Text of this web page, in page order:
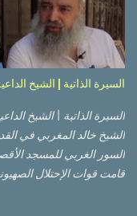
كم متر مربع). المسجد
القبة الذهبية) والموجودة
الجنوبي أو مبنى المسجد
السيرة الذاتية | الشيخ
السيرة الذاتية | الشيخ
الشيخ خالد المغربي في
قامت قوات الإحتلال